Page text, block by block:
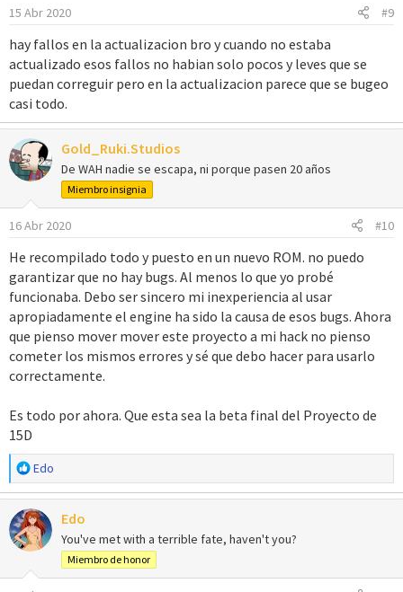
15 Abr 2020 #9
hay fallos en la actualizacion bro y cuando no estaba
actualizado esos fallos no habian solo pocos y leves que se
puedan correguir pero en la actualizacion parece que se bugeo
casi todo.
Gold_Ruki.Studios
De WAH nadie se escapa, ni porque pasen 20 años
Miembro insignia
16 Abr 2020 #10
He recompilado todo y puesto en un nuevo ROM. no puedo
garantizar que no hay bugs. Al menos lo que yo probé
funcionaba. Debo ser sincero mi inexperiencia al usar
apropiadamente el engine ha sido la causa de esos bugs. Ahora
que pienso mover mover este proyecto a mi hack no pienso
cometer los mismos errores y sé que debo hacer para usarlo
correctamente.
Es todo por ahora. Que esta sea la beta final del Proyecto de
15D
R
e
a
c
c
i
o
Edo
Edo
You've met with a terrible fate, haven't you?
Miembro de honor